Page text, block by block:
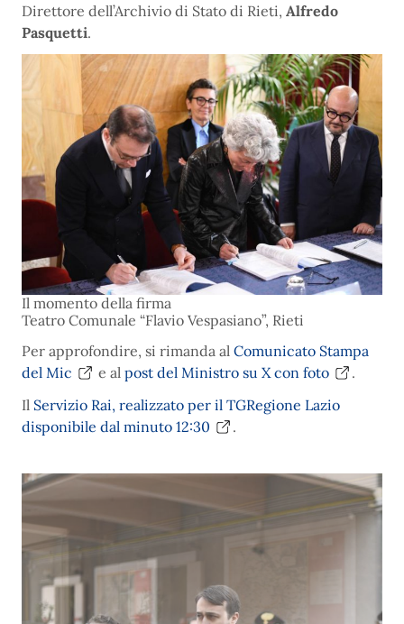
Direttore dell’Archivio di Stato di Rieti, Alfredo
Pasquetti.
Il momento della firma
Teatro Comunale “Flavio Vespasiano”, Rieti
Per approfondire, si rimanda al Comunicato Stampa
del Mic
e al post del Ministro su X con foto
.
Il Servizio Rai, realizzato per il TGRegione Lazio
disponibile dal minuto 12:30
.